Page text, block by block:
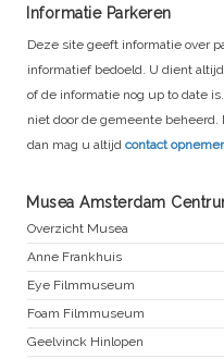
Informatie Parkeren
Deze site geeft informatie over
informatief bedoeld. U dient
of de informatie nog up to date
niet door de gemeente
dan mag u altijd contact
Musea Amsterdam
Overzicht Musea
Anne Frankhuis
Eye Filmmuseum
Foam Filmmuseum
Geelvinck Hinlopen